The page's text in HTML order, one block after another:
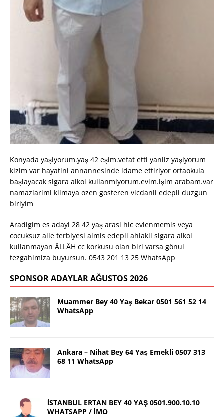
Konyada yaşiyorum.yaş 42 eşim.vefat etti yanliz yaşiyorum
kizim var hayatini annannesinde idame ettiriyor ortaokula
başlayacak sigara alkol kullanmiyorum.evim.işim arabam.var
namazlarimi kilmaya ozen gosteren vicdanli edepli duzgun
biriyim
Aradigim es adayi 28 42 yaş arasi hic evlenmemis veya
cocuksuz aile terbiyesi almis edepli ahlakli sigara alkol
kullanmayan ÂLLÂH cc korkusu olan biri varsa gönul
tezgahimiza buyursun. 0543 201 13 25 WhatsApp
SPONSOR ADAYLAR AĞUSTOS 2026
Muammer Bey 40 Yaş Bekar 0501 561 52 14
WhatsApp
Ankara – Nihat Bey 64 Yaş Emekli 0507 313
68 11 WhatsApp
İSTANBUL ERTAN BEY 40 YAŞ 0501.900.10.10
WHATSAPP / İMO